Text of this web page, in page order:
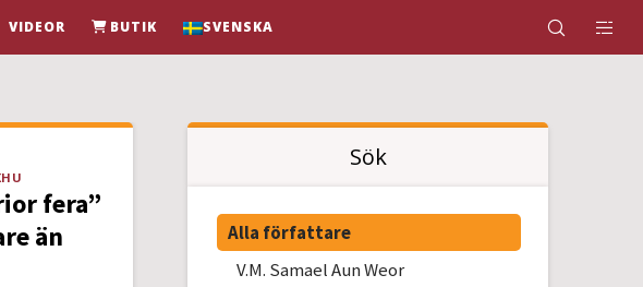
VIDEOR BUTIK SVENSKA
fera”
än
Sök
Alla författare
V.M. Samael Aun Weor